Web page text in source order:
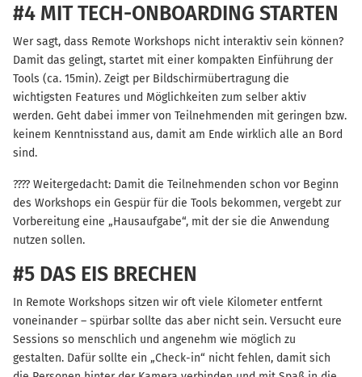
#4 MIT TECH-ONBOARDING STARTEN
Wer sagt, dass Remote Workshops nicht interaktiv sein können?
Damit das gelingt, startet mit einer kompakten Einführung der
Tools (ca. 15min). Zeigt per Bildschirmübertragung die
wichtigsten Features und Möglichkeiten zum selber aktiv
werden. Geht dabei immer von Teilnehmenden mit geringen bzw.
keinem Kenntnisstand aus, damit am Ende wirklich alle an Bord
sind.
???? Weitergedacht: Damit die Teilnehmenden schon vor Beginn
des Workshops ein Gespür für die Tools bekommen, vergebt zur
Vorbereitung eine „Hausaufgabe“, mit der sie die Anwendung
nutzen sollen.
#5 DAS EIS BRECHEN
In Remote Workshops sitzen wir oft viele Kilometer entfernt
voneinander – spürbar sollte das aber nicht sein. Versucht eure
Sessions so menschlich und angenehm wie möglich zu
gestalten. Dafür sollte ein „Check-in“ nicht fehlen, damit sich